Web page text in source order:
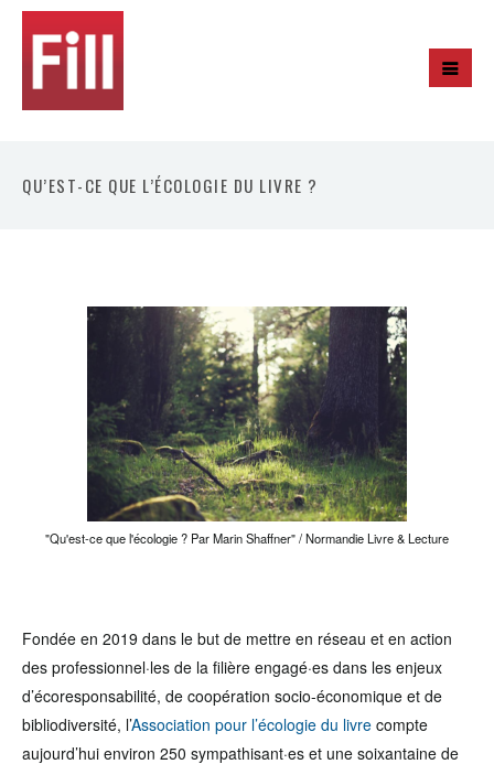
QU’EST-CE QUE L’ÉCOLOGIE DU LIVRE ?
"Qu'est-ce que l'écologie ? Par Marin Shaffner" / Normandie Livre & Lecture
Fondée en 2019 dans le but de mettre en réseau et en action
des professionnel·les de la filière engagé·es dans les enjeux
d’écoresponsabilité, de coopération socio-économique et de
bibliodiversité, l’Association pour l’écologie du livre compte
aujourd’hui environ 250 sympathisant·es et une soixantaine de